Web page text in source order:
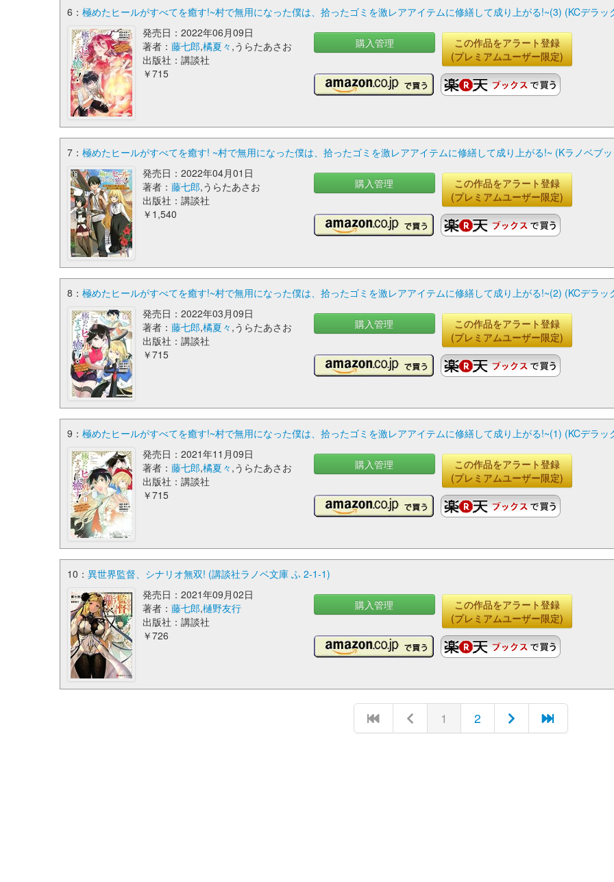
6： 極めたヒールがすべてを癒す!~村で無用になった僕は、拾ったゴミを激レアアイテムに修繕して成り上がる!~(3) (KCデラッ
発売日：2022年06月09日
著者：藤七郎,橘夏々 ,うらたあさお
出版社：講談社
￥715
購入管理
この作品をアラート登録
(プレミアムユーザー限定)
7： 極めたヒールがすべてを癒す! ~村で無用になった僕は、拾ったゴミを激レアアイテムに修繕して成り上がる!~ (Kラノベブ
発売日：2022年04月01日
著者： 藤七郎,うらたあさお
出版社：講談社
￥1,540
購入管理
この作品をアラート登録
(プレミアムユーザー限定)
8： 極めたヒールがすべてを癒す!~村で無用になった僕は、拾ったゴミを激レアアイテムに修繕して成り上がる!~(2) (KCデラッ
発売日：2022年03月09日
著者： 藤七郎,橘夏々 ,うらたあさお
出版社：講談社
￥715
購入管理
この作品をアラート登録
(プレミアムユーザー限定)
9： 極めたヒールがすべてを癒す!~村で無用になった僕は、拾ったゴミを激レアアイテムに修繕して成り上がる!~(1) (KCデラッ
発売日：2021年11月09日
著者： 藤七郎,橘夏々 ,うらたあさお
出版社：講談社
￥715
購入管理
この作品をアラート登録
(プレミアムユーザー限定)
10： 異世界監督、シナリオ無双! (講談社ラノベ文庫 ふ 2-1-1)
発売日：2021年09月02日
著者： 藤七郎,樋野友行
出版社：講談社
￥726
購入管理
この作品をアラート登録
(プレミアムユーザー限定)
1 2